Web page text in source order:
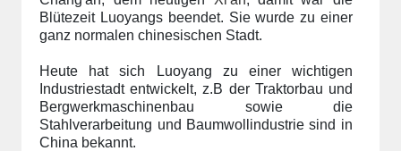
Blütezeit Luoyangs beendet. Sie wurde zu einer
ganz normalen chinesischen Stadt.
Heute hat sich Luoyang zu einer wichtigen
Industriestadt entwickelt, z.B der Traktorbau und
Bergwerkmaschinenbau sowie die
Stahlverarbeitung und Baumwollindustrie sind in
China bekannt.